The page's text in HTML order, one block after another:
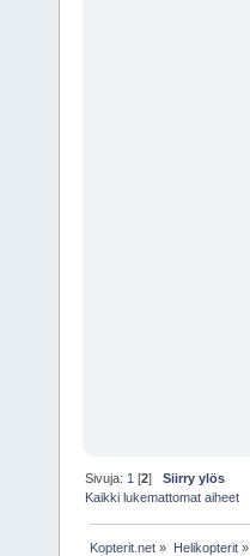
Sivuja: 1 [2]Siirry ylös
Kaikki lukemattomat aiheet
Kopterit.net » Helikopterit»